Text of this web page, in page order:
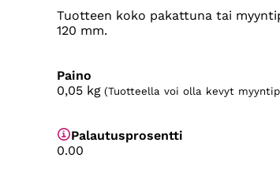
Tuotteen koko pakattuna tai
120 mm.
Paino
0,05 kg (Tuotteella voi olla kevyt
Palautusprosentti
0.00